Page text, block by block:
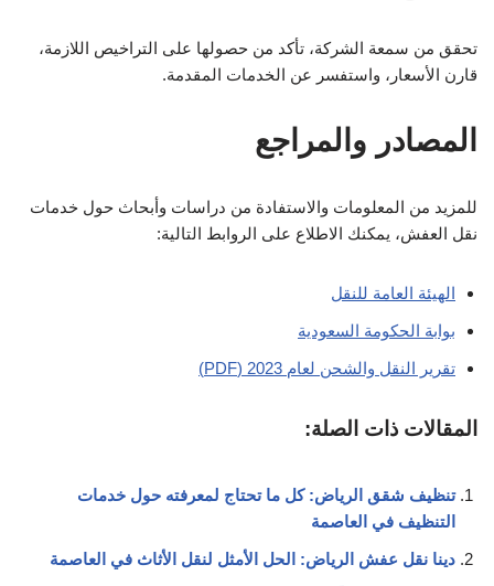
تحقق من سمعة الشركة، تأكد من حصولها على التراخيص اللازمة،
قارن الأسعار، واستفسر عن الخدمات المقدمة.
المصادر والمراجع
للمزيد من المعلومات والاستفادة من دراسات وأبحاث حول خدمات
نقل العفش، يمكنك الاطلاع على الروابط التالية:
الهيئة العامة للنقل
بوابة الحكومة السعودية
تقرير النقل والشحن لعام 2023 (PDF)
المقالات ذات الصلة:
تنظيف شقق الرياض: كل ما تحتاج لمعرفته حول خدمات
التنظيف في العاصمة
دينا نقل عفش الرياض: الحل الأمثل لنقل الأثاث في العاصمة